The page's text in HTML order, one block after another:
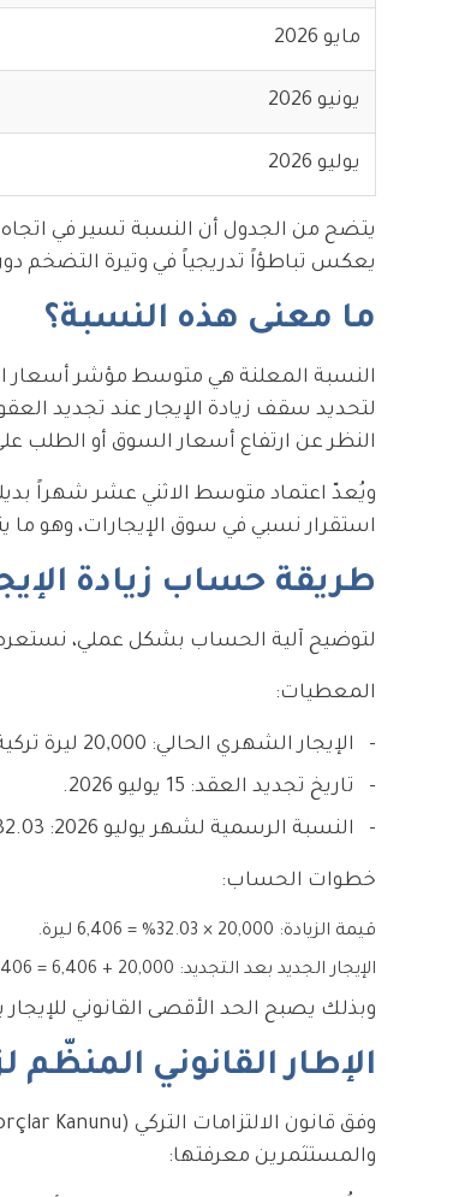
مايو 2026
يونيو 2026
يوليو 2026
يتضح من الجدول أن النسبة تسير في اتجاه
يعكس تباطؤاً تدريجياً في وتيرة التضخم
ما معنى هذه النسبة؟
لتحديد سقف زيادة الإيجار عند تجديد
النظر عن ارتفاع أسعار السوق أو الطلب
ويُعدّ اعتماد متوسط الاثني عشر شهراً
استقرار نسبي في سوق الإيجارات، وهو
طريقة حساب زيادة
لتوضيح آلية الحساب بشكل عملي، نستعرض
المعطيات:
الإيجار الشهري الحالي: 20,000 ليرة تركية.
تاريخ تجديد العقد: 15 يوليو 2026.
النسبة الرسمية لشهر يوليو 2026: 32.03%.
خطوات الحساب:
قيمة الزيادة: 20,000 × 32.03% = 6,406 ليرة.
الإيجار الجديد بعد التجديد: 20,000 + 6,406 = 26,406 ليرة شهرياً.
وبذلك يصبح الحد الأقصى القانوني للإيجار بعد التجديد 26,406 ليرة، ولا يجوز للمالك تجاوز هذا
الإطار القانوني المنظّم
والمستثمرين معرفتها: